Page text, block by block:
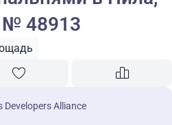
№ 48913
Developers Alliance